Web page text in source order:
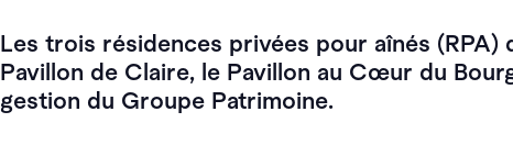
Les trois résidences privées pour aînés (RPA)
Pavillon de Claire, le Pavillon au Cœur du
gestion du Groupe Patrimoine.